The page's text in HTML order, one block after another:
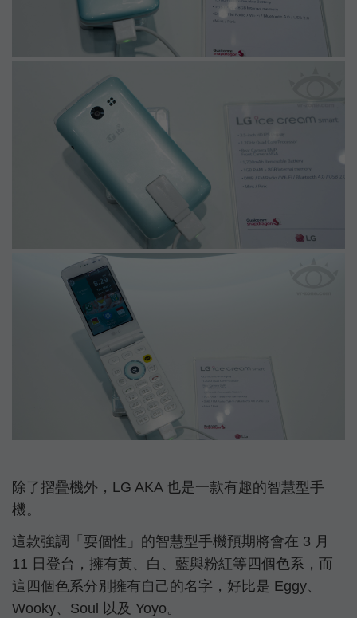
除了摺疊機外，LG AKA 也是一款有趣的智慧型手
機。
這款強調「耍個性」的智慧型手機預期將會在 3 月
11 日登台，擁有黃、白、藍與粉紅等四個色系，而
這四個色系分別擁有自己的名字，好比是 Eggy、
Wooky、Soul 以及 Yoyo。